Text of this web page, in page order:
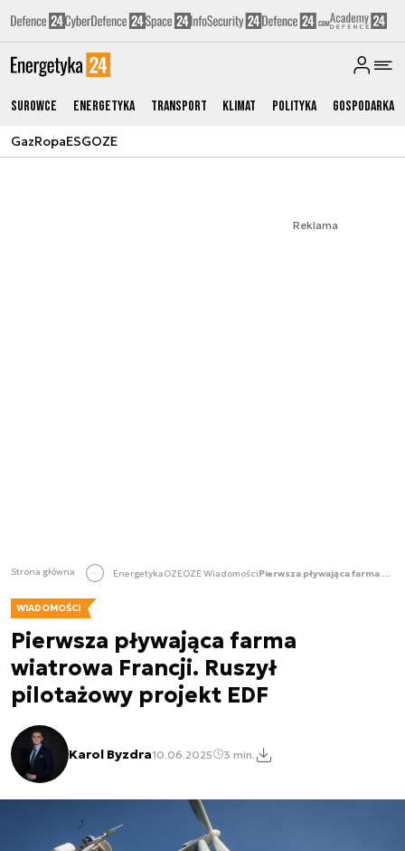
Surowce Energetyka Transport Klimat Polityka Gospodarka
GazRopaESGOZE
Reklama
Strona główna EnergetykaOZEOZE Wiadomości Pierwsza pływająca farma wiatrowa Francji. Ruszył pilotażowy projekt EDF
WIADOMOŚCI
Pierwsza pływająca farma
wiatrowa Francji. Ruszył
pilotażowy projekt EDF
Karol Byzdra10.06.2025 3 min.